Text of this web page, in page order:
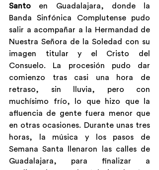
Santo en Guadalajara, donde la
Banda Sinfónica Complutense pudo
salir a acompañar a la Hermandad de
Nuestra Señora de la Soledad con su
imagen titular y el Cristo del
Consuelo. La procesión pudo dar
comienzo tras casi una hora de
retraso, sin lluvia, pero con
muchísimo frío, lo que hizo que la
afluencia de gente fuera menor que
en otras ocasiones. Durante unas tres
horas, la música y los pasos de
Semana Santa llenaron las calles de
Guadalajara, para finalizar a